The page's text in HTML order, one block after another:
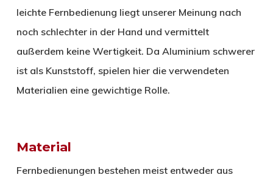
leichte Fernbedienung liegt unserer Meinung nach
noch schlechter in der Hand und vermittelt
außerdem keine Wertigkeit. Da Aluminium schwerer
ist als Kunststoff, spielen hier die verwendeten
Materialien eine gewichtige Rolle.
Material
Fernbedienungen bestehen meist entweder aus